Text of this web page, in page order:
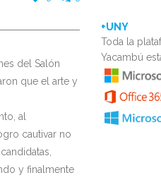
del Salón
que el arte y
al
cautivar no
y finalmente
+UNY
Toda la
Yacambú